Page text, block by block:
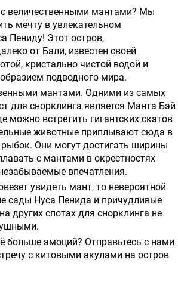
с величественными мантами? Мы
мечту в увлекательном
Пениду! Этот остров,
от Бали, известен своей
кристально чистой водой и
подводного мира.
мантами. Одними из самых
для снорклинга является Манта Бэй
можно встретить гигантских скатов
животные приплывают сюда в
Они могут достигать ширины
с мантами в окрестностях
впечатления.
увидеть мант, то невероятной
сады Нуса Пенида и причудливые
других спотах для снорклинга не
больше эмоций? Отправьтесь с нами
с китовыми акулами на остров